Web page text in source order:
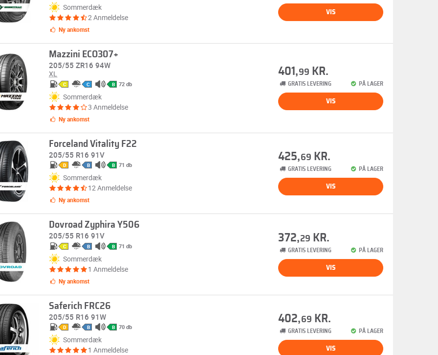
Sommerdæk
2 Anmeldelse
Ny ankomst
VIS
Mazzini ECO307+
205/55 ZR16 94W
XL
C C B 72 db
Sommerdæk
3 Anmeldelse
Ny ankomst
401,99 KR.
GRATIS LEVERING PÅ LAGER
VIS
Forceland Vitality F22
205/55 R16 91V
D B B 71 db
Sommerdæk
12 Anmeldelse
Ny ankomst
425,69 KR.
GRATIS LEVERING PÅ LAGER
VIS
Dovroad Zyphira Y506
205/55 R16 91V
C B B 71 db
Sommerdæk
1 Anmeldelse
Ny ankomst
372,29 KR.
GRATIS LEVERING PÅ LAGER
VIS
Saferich FRC26
205/55 R16 91W
D B B 70 db
Sommerdæk
1 Anmeldelse
402,69 KR.
GRATIS LEVERING PÅ LAGER
VIS